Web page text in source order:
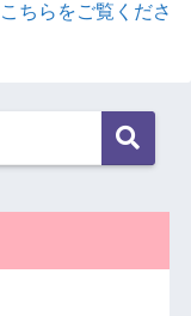
ちらをご覧くださ